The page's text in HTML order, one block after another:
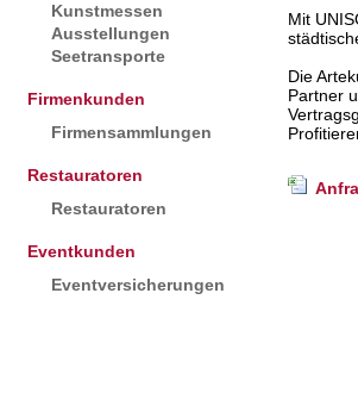
Kunstmessen
Ausstellungen
Seetransporte
Firmenkunden
Firmensammlungen
Restauratoren
Restauratoren
Eventkunden
Eventversicherungen
Mit
Die
Partner